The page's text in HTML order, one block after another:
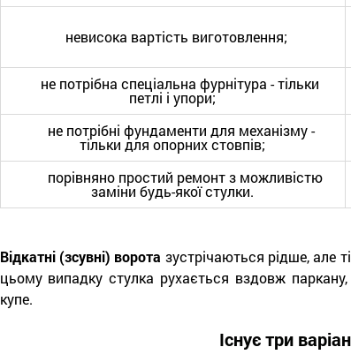
невисока вартість виготовлення;
не потрібна спеціальна фурнітура - тільки
петлі і упори;
не потрібні фундаменти для механізму -
тільки для опорних стовпів;
порівняно простий ремонт з можливістю
заміни будь-якої стулки.
Відкатні (зсувні) ворота зустрічаються рідше, але
цьому випадку стулка рухається вздовж
купе.
Існує три